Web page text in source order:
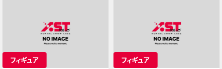
フィギュア フィギュア